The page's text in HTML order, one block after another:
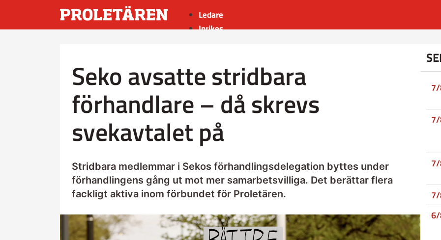
Ledare
Inrikes
Sport
Insänt
Seko avsatte stridbara
förhandlare – då skrevs
svekavtalet på
Stridbara medlemmar i Sekos förhandlingsdelegation byttes under
förhandlingens gång ut mot mer samarbetsvilliga. Det berättar flera
fackligt aktiva inom förbundet för Proletären.